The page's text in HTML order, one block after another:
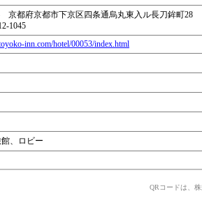
京都府京都市下京区四条通烏丸東入ル長刀鉾町28
1045
inn.com/hotel/00053/index.html
、ロビー
QRコードは、